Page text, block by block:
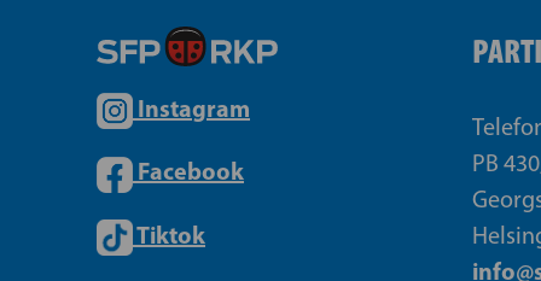
Instagram
Facebook
Tiktok
PB